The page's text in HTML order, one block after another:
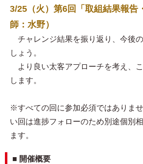
3/25（火）第6回「取組結果報告
師：水野）
チャレンジ結果を振り返り、今後
しょう。
より良い太客アプローチを考え、
します。
※すべての回に参加必須ではありま
い回は進捗フォローのため別途個別
ます。
■ 開催概要